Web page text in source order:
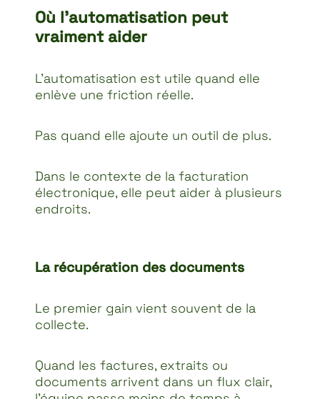
Où l’automatisation peut
vraiment aider
L’automatisation est utile quand elle
enlève une friction réelle.
Pas quand elle ajoute un outil de plus.
Dans le contexte de la facturation
électronique, elle peut aider à plusieurs
endroits.
La récupération des documents
Le premier gain vient souvent de la
collecte.
Quand les factures, extraits ou
documents arrivent dans un flux clair,